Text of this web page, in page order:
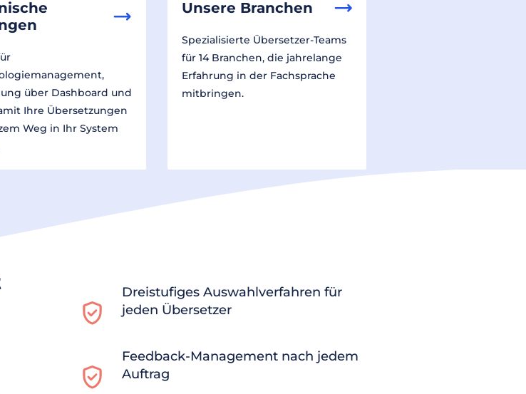
über Dashboard und
Ihre Übersetzungen
Weg in Ihr System
Unsere Branchen
Spezialisierte Übersetzer-Teams
für 14 Branchen, die jahrelange
Erfahrung in der Fachsprache
mitbringen.
Dreistufiges Auswahlverfahren für
jeden Übersetzer
Feedback-Management nach jedem
Auftrag